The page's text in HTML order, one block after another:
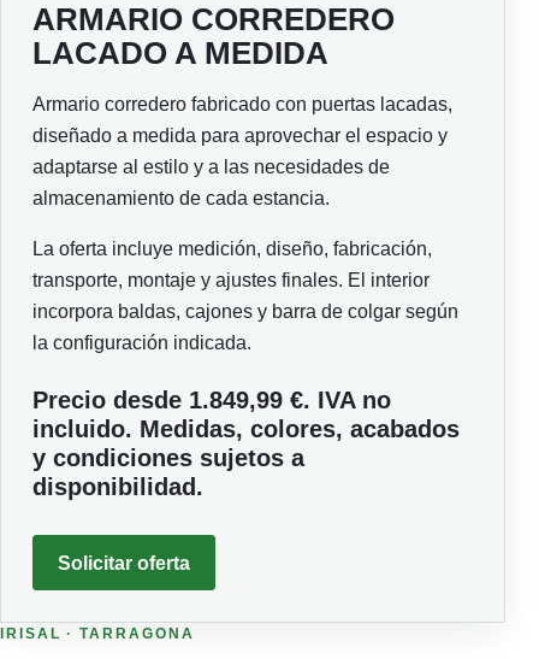
ARMARIO CORREDERO
LACADO A MEDIDA
Armario corredero fabricado con puertas lacadas,
diseñado a medida para aprovechar el espacio y
adaptarse al estilo y a las necesidades de
almacenamiento de cada estancia.
La oferta incluye medición, diseño, fabricación,
transporte, montaje y ajustes finales. El interior
incorpora baldas, cajones y barra de colgar según
la configuración indicada.
Precio desde 1.849,99 €. IVA no
incluido. Medidas, colores, acabados
y condiciones sujetos a
disponibilidad.
Solicitar oferta
IRISAL · TARRAGONA